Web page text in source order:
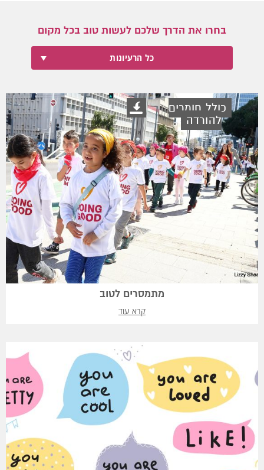
בחרו את הדרך שלכם לעשות טוב בכל מקום
כל הרעיונות
כולל חומרים
להורדה
מתמסרים לטוב
קרא עוד